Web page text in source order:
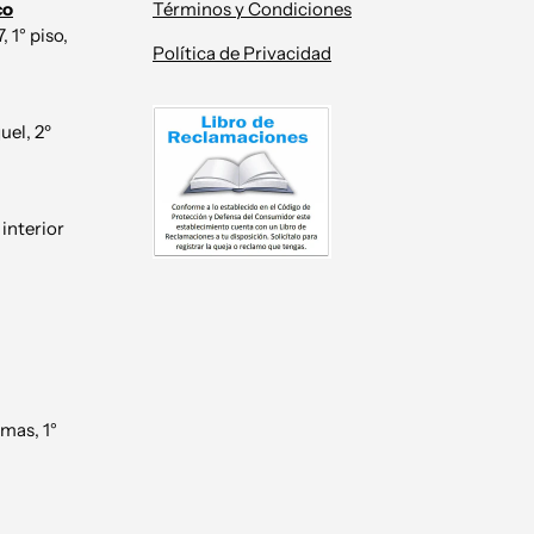
1° piso,
2º
interior
1°
Términos y Condiciones
Política de Privacidad